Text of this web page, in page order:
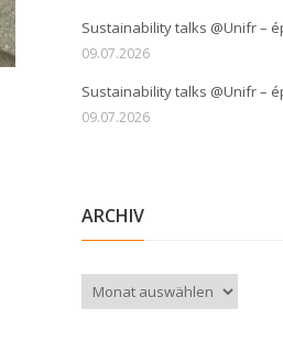
Sustainability talks @Unifr –
09.07.2026
Sustainability talks @Unifr –
09.07.2026
ARCHIV
Archiv